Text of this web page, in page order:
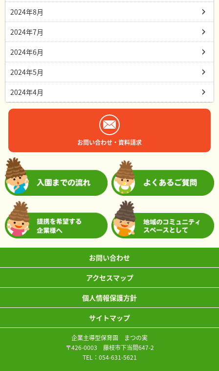
2024年8月
2024年7月
2024年6月
2024年5月
2024年4月
お問い合わせ・資料請求
お問い合わせ
アクセスマップ
個人情報保護方針
サイトマップ
企業主導型保育園 まつの実
〒426-0003 藤枝市下当間647-2
TEL： 054-631-5621